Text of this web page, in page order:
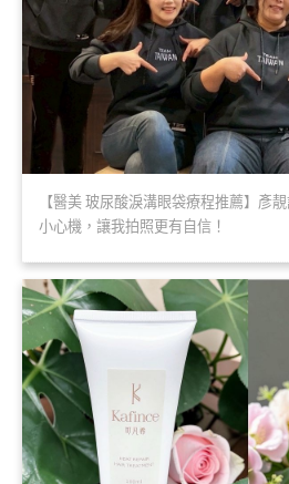
【醫美 玻尿酸淚溝眼袋療程推薦】彥
小心機，讓我拍照更有自信！